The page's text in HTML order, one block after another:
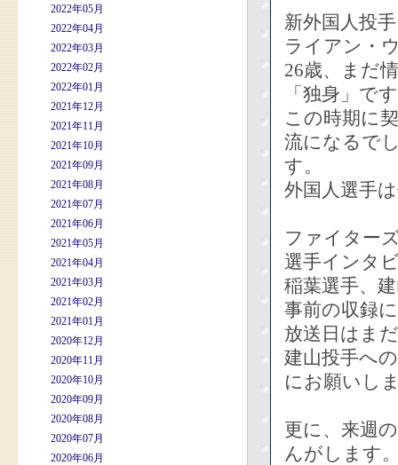
2022年05月
2022年04月
2022年03月
2022年02月
2022年01月
2021年12月
2021年11月
2021年10月
2021年09月
2021年08月
2021年07月
2021年06月
2021年05月
2021年04月
2021年03月
2021年02月
2021年01月
2020年12月
2020年11月
2020年10月
2020年09月
2020年08月
2020年07月
2020年06月
新外国人投
ライアン・
26歳、まだ
「独身」で
この時期に
流になるで
す。
外国人選手
ファイター
選手インタ
稲葉選手、
事前の収録
放送日はま
建山投手へ
にお願いし
更に、来週
んがします